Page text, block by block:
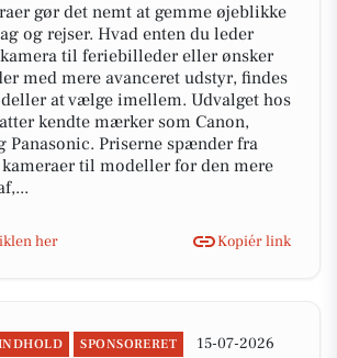
gør det nemt at gemme øjeblikke
og rejser. Hvad enten du leder
til feriebilleder eller ønsker
med mere avanceret udstyr, findes
at vælge imellem. Udvalget hos
kendte mærker som Canon,
Panasonic. Priserne spænder fra
til modeller for den mere
her Kopiér link
SPONSORERET
15-07-2026